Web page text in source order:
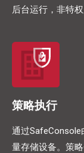
后台运行，非特
策略执行
通过SafeConsole
量存储设备。策